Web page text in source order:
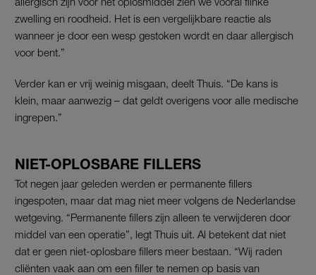
zwelling en roodheid. Het is een vergelijkbare reactie als
wanneer je door een wesp gestoken wordt en daar allergisch
voor bent.”
Verder kan er vrij weinig misgaan, deelt Thuis. “De kans is
klein, maar aanwezig – dat geldt overigens voor alle medische
ingrepen.”
NIET-OPLOSBARE FILLERS
Tot negen jaar geleden werden er permanente fillers
ingespoten, maar dat mag niet meer volgens de Nederlandse
wetgeving. “Permanente fillers zijn alleen te verwijderen door
middel van een operatie”, legt Thuis uit. Al betekent dat niet
dat er geen niet-oplosbare fillers meer bestaan. “Wij raden
cliënten vaak aan om een filler te nemen op basis van